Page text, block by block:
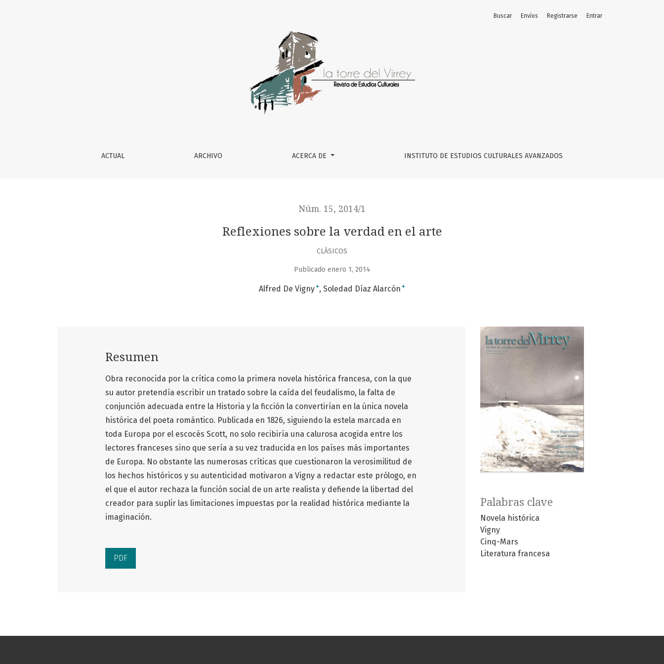
ACTUAL ARCHIVO ACERCA DE INSTITUTO DE ESTUDIOS CULTURALES AVANZADOS
Buscar Envíos Registrarse Entrar
Núm. 15, 2014/1
Reflexiones sobre la verdad en el arte
CLÁSICOS
Publicado enero 1, 2014
Alfred De Vigny+ Soledad Díaz Alarcón +
Palabras clave
Novela histórica
Vigny
Cinq-Mars
Literatura francesa
Resumen
Obra reconocida por la crítica como la primera novela histórica francesa, con la que
su autor pretendía escribir un tratado sobre la caída del feudalismo, la falta de
conjunción adecuada entre la Historia y la ficción la convertirían en la única novela
histórica del poeta romántico. Publicada en 1826, siguiendo la estela marcada en
toda Europa por el escocés Scott, no solo recibiría una calurosa acogida entre los
lectores franceses sino que sería a su vez traducida en los países más importantes
de Europa. No obstante las numerosas críticas que cuestionaron la verosimilitud de
los hechos históricos y su autenticidad motivaron a Vigny a redactar este prólogo, en
el que el autor rechaza la función social de un arte realista y defiende la libertad del
creador para suplir las limitaciones impuestas por la realidad histórica mediante la
imaginación.
PDF